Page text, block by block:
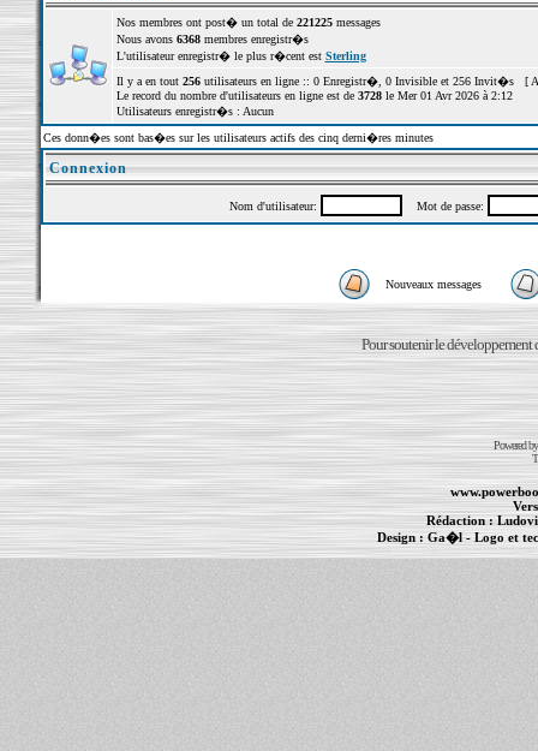
Nos membres ont post� un total de 221225messages
Nous avons 6368membres enregistr�s
L'utilisateur enregistr� le plus r�cent est Sterling
Il y a en tout 256utilisateurs en ligne :: 0 Enregistr�, 0 Invisible et 256 Invit�s [
Le record du nombre d'utilisateurs en ligne est de 3728le Mer 01 Avr 2026 à 2:12
Utilisateurs enregistr�s : Aucun
Ces donn�es sont bas�es sur les utilisateurs actifs des cinq derni�res minutes
Connexion
Nom d'utilisateur: Mot de passe:
Nouveaux messages
Pour soutenir le développement
Powered
Rédaction :
Design : Ga�l- Logo et